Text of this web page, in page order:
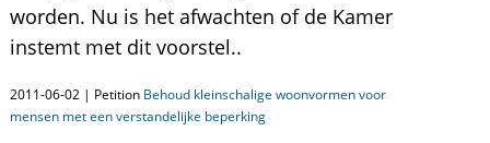
worden. Nu is het afwachten of de Kamer
instemt met dit voorstel..
2011-06-02 | Petition Behoud kleinschalige woonvormen voor
mensen met een verstandelijke beperking